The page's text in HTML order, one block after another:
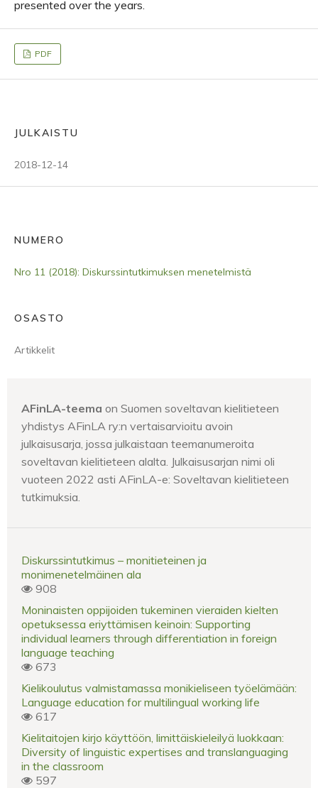
presented over the years.
PDF
JULKAISTU
2018-12-14
NUMERO
Nro 11 (2018): Diskurssintutkimuksen menetelmistä
OSASTO
Artikkelit
AFinLA-teema on Suomen soveltavan kielitieteen
yhdistys AFinLA ry:n vertaisarvioitu avoin
julkaisusarja, jossa julkaistaan teemanumeroita
soveltavan kielitieteen alalta. Julkaisusarjan nimi oli
vuoteen 2022 asti AFinLA-e: Soveltavan kielitieteen
tutkimuksia.
Diskurssintutkimus – monitieteinen ja
monimenetelmäinen ala
908
Moninaisten oppijoiden tukeminen vieraiden kielten
opetuksessa eriyttämisen keinoin: Supporting
individual learners through differentiation in foreign
language teaching
673
Kielikoulutus valmistamassa monikieliseen työelämään:
Language education for multilingual working life
617
Kielitaitojen kirjo käyttöön, limittäiskieleilyä luokkaan:
Diversity of linguistic expertises and translanguaging
in the classroom
597